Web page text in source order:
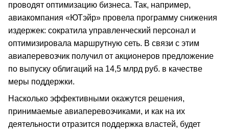
проводят оптимизацию бизнеса. Так, например,
авиакомпания «ЮТэйр» провела программу снижения
издержек: сократила управленческий персонал и
оптимизировала маршрутную сеть. В связи с этим
авиаперевозчик получил от акционеров предложение
по выпуску облигаций на 14,5 млрд руб. в качестве
меры поддержки.
Насколько эффективными окажутся решения,
принимаемые авиаперевозчиками, и как на их
деятельности отразится поддержка властей, будет